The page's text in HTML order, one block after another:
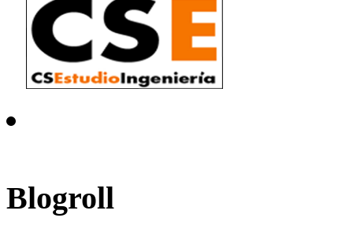
Blogroll